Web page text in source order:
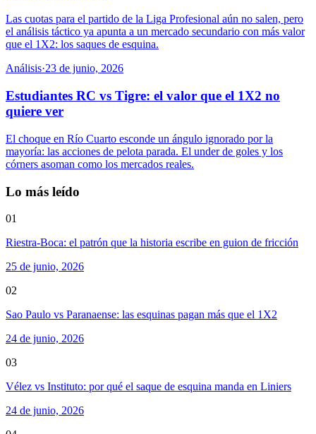
Las cuotas para el partido de la Liga Profesional aún no salen, pero
el análisis táctico ya apunta a un mercado secundario con más valor
que el 1X2: los saques de esquina.
Análisis·23 de junio, 2026
Estudiantes RC vs Tigre: el valor que el 1X2 no
quiere ver
El choque en Río Cuarto esconde un ángulo ignorado por la
mayoría: las acciones de pelota parada. El under de goles y los
córners asoman como los mercados reales.
Lo más leído
01
Riestra-Boca: el patrón que la historia escribe en guion de fricción
25 de junio, 2026
02
Sao Paulo vs Paranaense: las esquinas pagan más que el 1X2
24 de junio, 2026
03
Vélez vs Instituto: por qué el saque de esquina manda en Liniers
24 de junio, 2026